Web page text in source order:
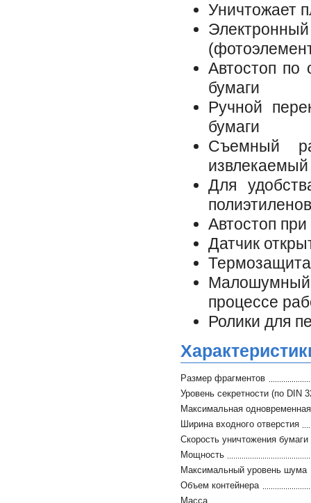
Уничтожает
Автостоп по
бумаги
Ручной
бумаги
Съемный
Для
Автостоп
Датчик
Термозащита
Малошумный,
процессе
Ролики для
Размер фрагментов
Уровень секретности (по DIN
Максимальная одновременная
Ширина входного отверстия
Скорость уничтожения бумаги
Мощность
Максимальный уровень шума
Объем контейнера
Масса